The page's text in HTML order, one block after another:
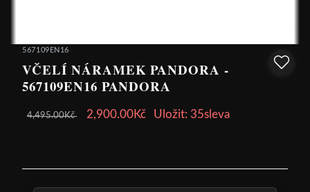
567109EN16
VČELÍ NÁRAMEK PANDORA -
567109EN16 PANDORA
4,495.00Kč 2,900.00Kč Uložit: 35sleva